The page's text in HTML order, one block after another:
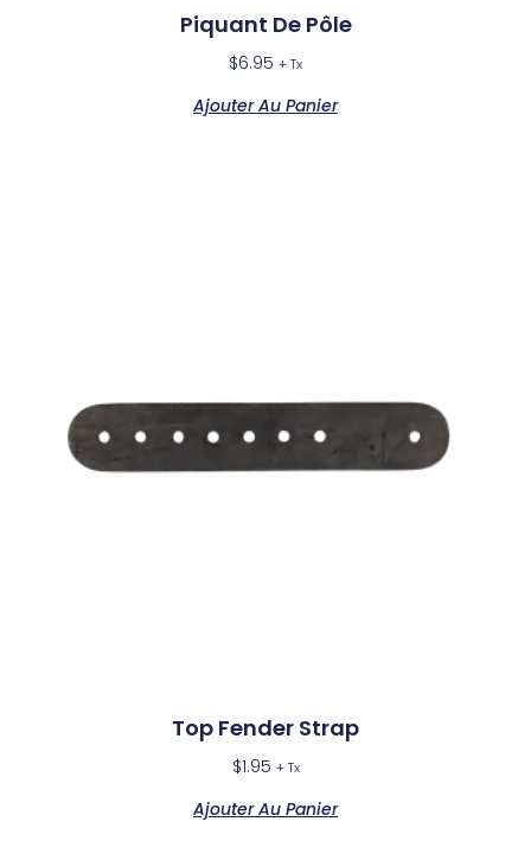
Piquant De Pôle
$6.95 + Tx
Ajouter Au Panier
Top Fender Strap
$1.95 + Tx
Ajouter Au Panier